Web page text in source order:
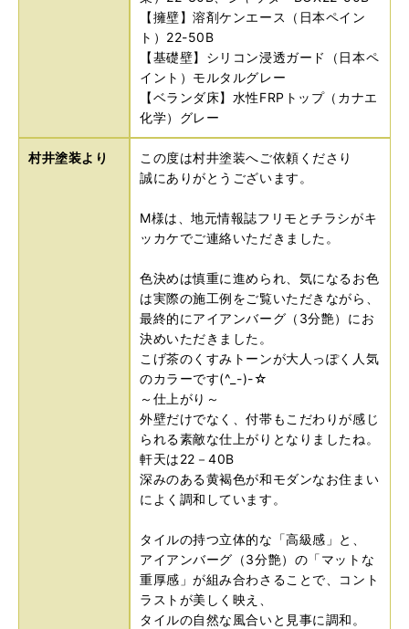
【擁壁】溶剤ケンエース（日本ペイン
ト）22-50B
【基礎壁】シリコン浸透ガード（日本ペ
イント）モルタルグレー
【ベランダ床】水性FRPトップ（カナエ
化学）グレー
村井塗装より
この度は村井塗装へご依頼くださり
誠にありがとうございます。
M様は、地元情報誌フリモとチラシがキ
ッカケでご連絡いただきました。
色決めは慎重に進められ、気になるお色
は実際の施工例をご覧いただきながら、
最終的にアイアンバーグ（3分艶）にお
決めいただきました。
こげ茶のくすみトーンが大人っぽく人気
のカラーです(^_-)-☆
～仕上がり～
外壁だけでなく、付帯もこだわりが感じ
られる素敵な仕上がりとなりましたね。
軒天は22－40B
深みのある黄褐色が和モダンなお住まい
によく調和しています。
タイルの持つ立体的な「高級感」と、
アイアンバーグ（3分艶）の「マットな
重厚感」が組み合わさることで、コント
ラストが美しく映え、
タイルの自然な風合いと見事に調和。